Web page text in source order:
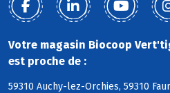
Votre magasin Biocoop
est proche de :
59310 Auchy-lez-Orchies, 59310